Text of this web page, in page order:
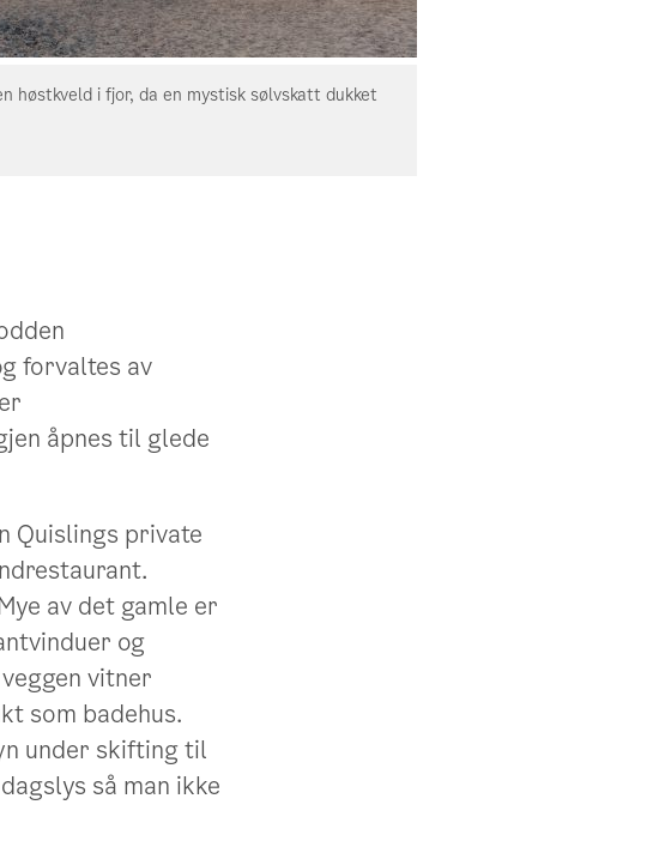
høstkveld i fjor, da en mystisk sølvskatt dukket
forvaltes av
åpnes til glede
Quislings private
av det gamle er
og
vitner
som badehus.
under skifting til
så man ikke